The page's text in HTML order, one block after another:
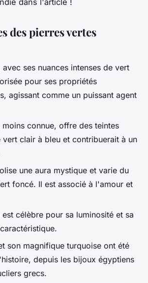
dans l'article !
des pierres vertes
avec ses nuances intenses de vert
pour ses propriétés
agissant comme un puissant agent
moins connue, offre des teintes
vert clair à bleu et contribuerait à un
une aura mystique et varie du
foncé. Il est associé à l'amour et
est célèbre pour sa luminosité et sa
son magnifique turquoise ont été
depuis les bijoux égyptiens
grecs.